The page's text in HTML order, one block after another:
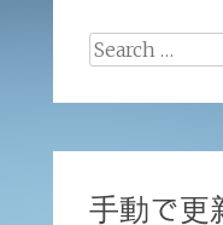
Search
手動で更